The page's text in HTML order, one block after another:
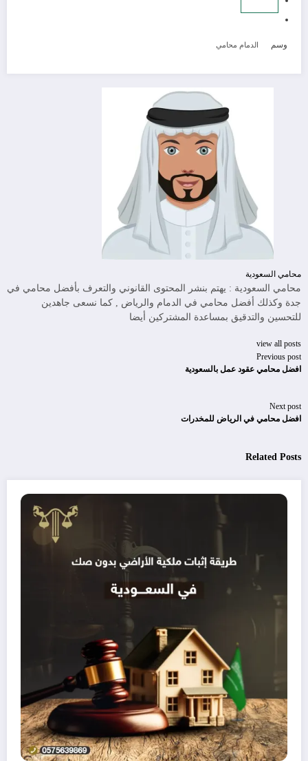
وسم الدمام محامي
محامي السعودية
محامي السعودية : يهتم بنشر المحتوى القانوني والتعرف بأفضل محامي في
جدة وكذلك أفضل محامي في الدمام والرياض , كما نسعى جاهدين
للتحسين والتدقيق بمساعدة المشتركين أيضا
view all posts
Previous post
افضل محامي عقود عمل بالسعودية
Next post
افضل محامي في الرياض للمخدرات
Related Posts